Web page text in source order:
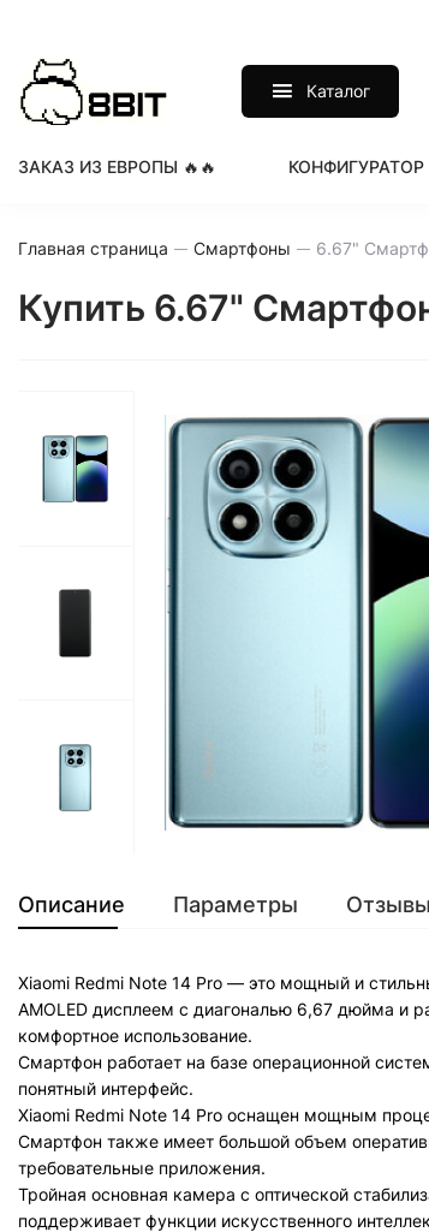
Каталог
ЗАКАЗ ИЗ ЕВРОПЫ 🔥🔥 КОНФИГУРАТОР
Главная страница Смартфоны
Купить 6.67"
Описание Параметры Отзывы
Xiaomi Redmi Note 14 Pro — это мощный и
AMOLED дисплеем с диагональю 6,67 дюйма и
комфортное использование.
Смартфон работает на базе операционной
понятный интерфейс.
Xiaomi Redmi Note 14 Pro оснащен мощным
Смартфон также имеет большой объем
требовательные приложения.
Тройная основная камера с оптической
поддерживает функции искусственного